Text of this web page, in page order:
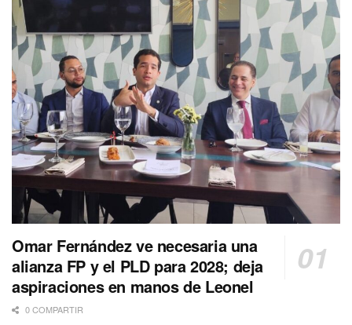
Omar Fernández ve necesaria una
alianza FP y el PLD para 2028; deja
aspiraciones en manos de Leonel
0 COMPARTIR